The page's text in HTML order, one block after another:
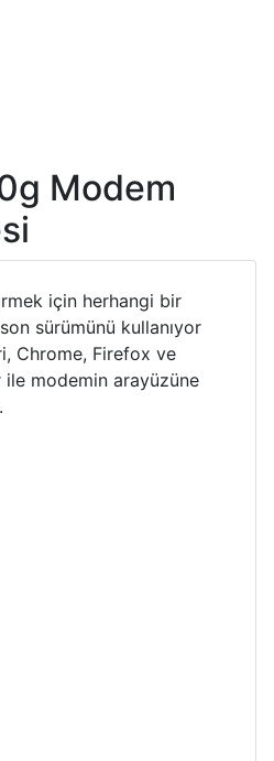
Modem
için herhangi bir
son sürümünü kullanıyor
Chrome, Firefox ve
ile modemin arayüzüne